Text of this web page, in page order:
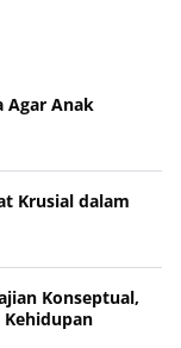
Agar Anak
Krusial dalam
Konseptual,